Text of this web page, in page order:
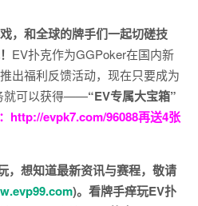
，和全球的牌手们一起切磋技
EV扑克作为GGPoker在国内新
出福利反馈活动，现在只要成为
就可以获得——“EV专属大宝箱”
http://evpk7.com/96088再送4张
想知道最新资讯与赛程， 敬请
)。 看牌手痒玩EV扑